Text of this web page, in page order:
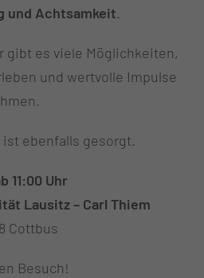
und Achtsamkeit.
gibt es viele Möglichkeiten,
und wertvolle Impulse
ebenfalls gesorgt.
11:00 Uhr
Lausitz – Carl Thiem
Cottbus
Besuch!